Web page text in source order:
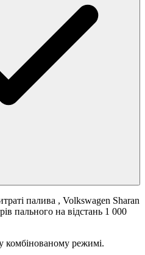
палива , Volkswagen Sharan
пального на відстань 1 000
комбінованому режимі.